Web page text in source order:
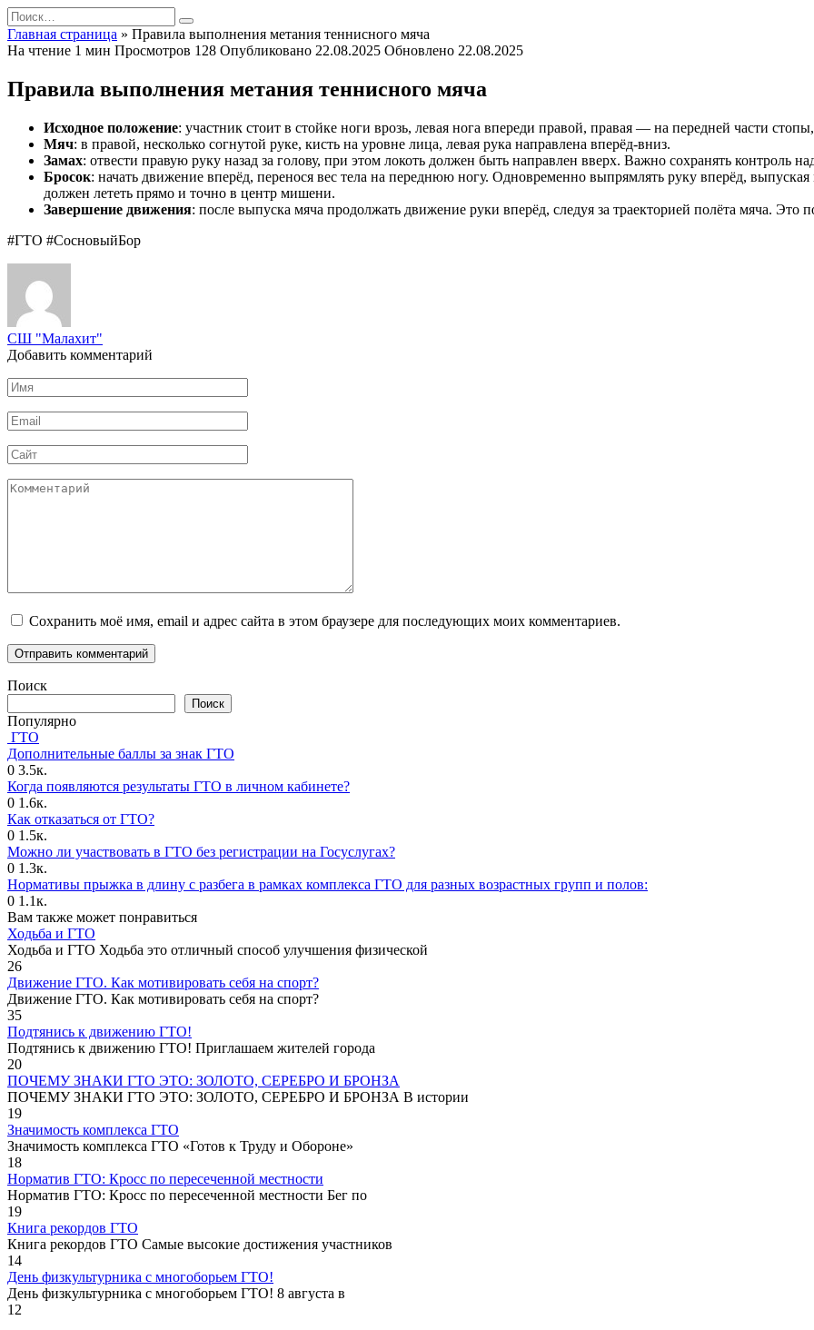
Перейти
к
содержанию
Search
for:
Главная страница » Правила выполнения метания теннисного мяча
На чтение 1 мин Просмотров 128 Опубликовано 22.08.2025 Обновлено 22.08.2025
Правила выполнения метания теннисного мяча
Исходное положение: участник стоит в стойке ноги врозь, левая нога впереди правой, правая — на передней части
Мяч: в правой, несколько согнутой руке, кисть на уровне лица, левая рука направлена вперёд-вниз.
Замах: отвести правую руку назад за голову, при этом локоть должен быть направлен вверх. Важно сохранять контроль
Бросок: начать движение вперёд, перенося вес тела на переднюю ногу. Одновременно выпрямлять руку вперёд,
должен лететь прямо и точно в центр мишени.
Завершение движения: после выпуска мяча продолжать движение руки вперёд, следуя за траекторией полёта мяча. Это
#ГТО #СосновыйБор
СШ "Малахит"
Добавить комментарий
Имя
*
Email
*
Сайт
Комментарий
Сохранить моё имя, email и адрес сайта в этом браузере для последующих моих комментариев.
Поиск
Поиск
Популярно
ГТО
Дополнительные баллы за знак ГТО
0 3.5к.
Когда появляются результаты ГТО в личном кабинете?
0 1.6к.
Как отказаться от ГТО?
0 1.5к.
Можно ли участвовать в ГТО без регистрации на Госуслугах?
0 1.3к.
Нормативы прыжка в длину с разбега в рамках комплекса ГТО для разных возрастных групп и полов:
0 1.1к.
Вам также может понравиться
Ходьба и ГТО
Ходьба и ГТО Ходьба это отличный способ улучшения физической
26
Движение ГТО. Как мотивировать себя на спорт?️
Движение ГТО. Как мотивировать себя на спорт?
35
Подтянись к движению ГТО!
Подтянись к движению ГТО! Приглашаем жителей города
20
ПОЧЕМУ ЗНАКИ ГТО ЭТО: ЗОЛОТО, СЕРЕБРО И БРОНЗА
ПОЧЕМУ ЗНАКИ ГТО ЭТО: ЗОЛОТО, СЕРЕБРО И БРОНЗА В истории
19
Значимость комплекса ГТО
Значимость комплекса ГТО «Готов к Труду и Обороне»
18
Норматив ГТО: Кросс по пересеченной местности
Норматив ГТО: Кросс по пересеченной местности Бег по
19
Книга рекордов ГТО
Книга рекордов ГТО Самые высокие достижения участников
14
День физкультурника с многоборьем ГТО!
День физкультурника с многоборьем ГТО! 8 августа в
12